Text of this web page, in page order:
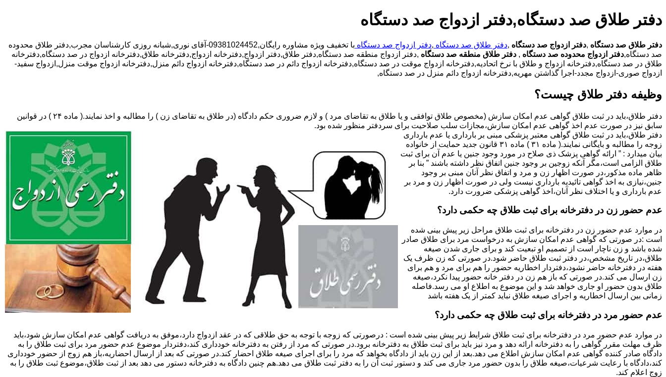
دفتر طلاق صد دستگاه,دفتر ازدواج صد دستگاه
دفتر طلاق صد دستگاه ,دفتر ازدواج صد دستگاه ,دفتر طلاق صد دستگاه ,دفتر ازدواج صد دستگاه
با تخفیف ویژه مشاوره رایگان,09381024452-آقای نوری,شبانه روزی کارشناسان مجرب,دفتر طلاق محدوده
صد دستگاه,دفتر ازدواج محدوده صد دستگاه , دفتر طلاق منطقه صد دستگاه ,دفتر ازدواج منطقه صد دستگاه,دفتر طلاق,دفتر ازدواج,دفترخانه ازدواج,دفترخانه طلاق,دفترخانه ازدواج در صد دستگاه,دفترخانه
طلاق در صد دستگاه,دفترخانه ازدواج و طلاق با نرخ اتحادیه,دفترخانه ازدواج موقت در صد دستگاه,دفترخانه ازدواج دائم در صد دستگاه,دفترخانه ازدواج دائم منزل,دفترخانه ازدواج موقت منزل,ازدواج سفید-
ازدواج صوری-ازدواج مجدد-اجرا گذاشتن مهریه,دفترخانه ازدواج دائم منزل در صد دستگاه,
وظیفه دفتر طلاق چیست؟
دفتر طلاق،باید در ثبت طلاق گواهی عدم امکان سازش (مخصوص طلاق توافقی و یا طلاق به تقاضای مرد ) و لازم ضروری حکم دادگاه (در طلاق به تقاضای زن ) را مطالبه و اخذ نمایند.( ماده ۲۴ ) در قوانین
سابق نیز در صورت عدم اخذ گواهی عدم امکان سازش،مجازات سلب صلاحیت برای سردفتر منظور شده بود.
دفتر طلاق،باید در ثبت طلاق گواهی معتبر پزشکی مبنی بر بارداری یا عدم بارداری
زوجه را مطالبه و بایگانی نمایند.( ماده ۳۱ ) ماده ۳۱ قانون جدید حمایت از خانواده
بیان میدارد : ” ارائه گواهی پزشک ذی صلاح در مورد وجود جنین یا عدم آن برای ثبت
طلاق الزامی است،مگر آنکه زوجین بر وجود جنین اتفاق نظر داشته باشند ” بنا بر
ظاهر ماده مذکور،در صورت اظهار زن و مرد و اتفاق نظر آنان مبنی بر وجود
جنین،نیازی به اخذ گواهی تائیدیه بارداری نیست ولی در صورت اظهار زن و مرد بر
عدم بارداری و یا اختلاف نظر آنان،اخذ گواهی پزشکی ضرورت دارد.
عدم حضور زن در دفترخانه برای ثبت طلاق چه حکمی دارد؟
در موارد عدم حضور زن در دفترخانه برای ثبت طلاق مراحل زیر پیش بینی شده
است :در صورتی که گواهی عدم امکان سازش به درخواست مرد برای طلاق صادر
شده باشد و زن ناچار است از تصمیم او تبعیت کند و برای جاری شدن صیغه
طلاق،در تاریخ مشخص،در دفتر ثبت طلاق حاضر شود.در صورتی که زن ظرف یک
هفته در دفترخانه حاضر نشود،دفتردار اخطاریه حضور را هم برای مرد و هم برای
زن ارسال می کند.در صورتی که باز هم زن در دفتر خانه حضور پیدا نکرد،صیغه
طلاق بدون حضور او جاری خواهد شد و این موضوع به اطلاع او می رسد.فاصله
زمانی بین ارسال اخطاریه و اجرای صیغه طلاق نباید کمتر از یک هفته باشد
عدم حضور مرد در دفترخانه برای ثبت طلاق چه حکمی دارد؟
در موارد عدم حضور مرد در دفترخانه برای ثبت طلاق شرایط زیر پیش بینی شده است : درصورتی که زوجه با توجه به حق طلاقی که در عقد ازدواج دارد،موفق به دریافت گواهی عدم امکان سازش شود،باید
ظرف مهلت مقرر گواهی را به دفترخانه ارائه دهد و مرد نیز باید برای ثبت طلاق به دفترخانه برود.در صورتی که مرد از رفتن به دفترخانه خودداری کند،دفتردار موضوع عدم حضور مرد برای ثبت طلاق را به
دادگاه صادر کننده گواهی عدم امکان سازش اطلاع می دهد.بعد از این زن باید از دادگاه بخواهد که مرد را برای اجرای صیغه طلاق احضار کند.در صورتی که بعد از ارسال احضاریه،باز هم زوج از حضور خودداری
کند،دادگاه با رعایت شرعیات،صیغه طلاق را بدون حضور مرد جاری می کند و دستور ثبت آن را به دفتر ثبت طلاق می دهد.هم چنین دادگاه به دفترخانه دستور می دهد بعد از ثبت طلاق،موضوع ثبت طلاق را به
زوج اعلام کند.